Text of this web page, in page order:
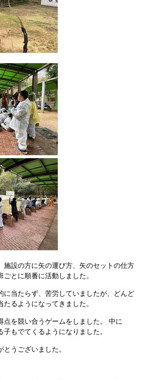
施設の方に矢の運び方、矢のセットの仕方
とに順番に活動しました。
に当たらず、苦労していましたが、どんど
たるようになってきました。
点を競い合うゲームをしました。 中に
もでてくるようになりました。
うございました。